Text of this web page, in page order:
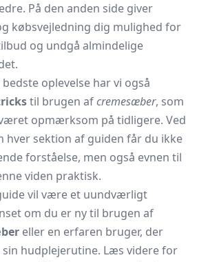
På den anden side giver
købsvejledning dig mulighed for
og undgå almindelige
oplevelse har vi også
til brugen afcremesæber, som
opmærksom på tidligere. Ved
hver sektion af guiden får du ikke
forståelse, men også evnen til
viden praktisk.
vil være et uundværligt
om du er ny til brugen af
eller en erfaren bruger, der
hudplejerutine. Læs videre for